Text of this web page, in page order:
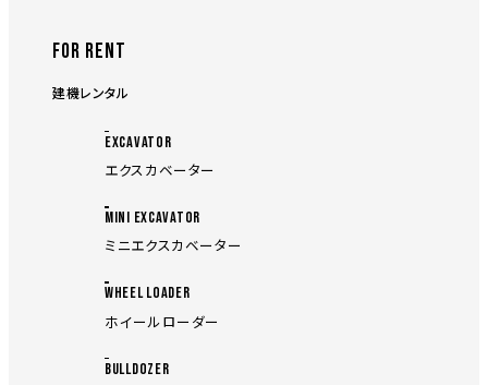
FOR RENT
建機レンタル
EXCAVATOR
エクスカベーター
MINI EXCAVATOR
ミニエクスカベーター
WHEEL LOADER
ホイールローダー
BULLDOZER